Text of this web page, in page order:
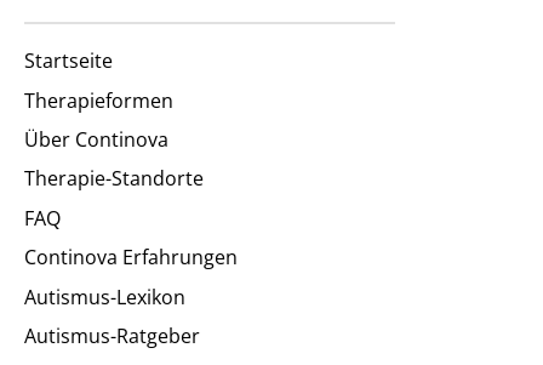
Startseite
Therapieformen
Über Continova
Therapie-Standorte
FAQ
Continova Erfahrungen
Autismus-Lexikon
Autismus-Ratgeber